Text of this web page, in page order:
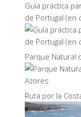
Guía práctica
de Portugal (en
Parque Natural
Ruta por la